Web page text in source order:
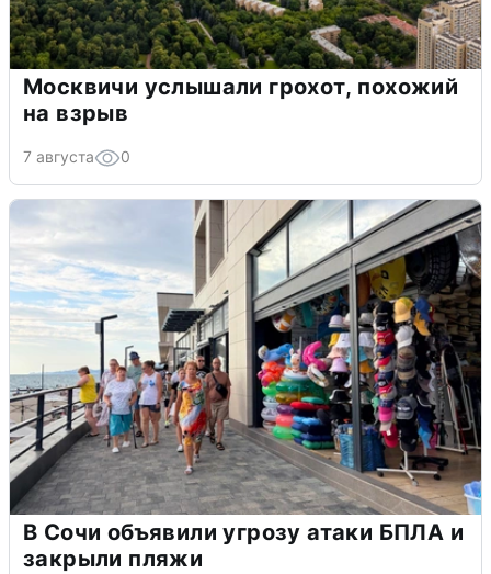
Москвичи услышали грохот, похожий
на взрыв
7 августа 0
В Сочи объявили угрозу атаки БПЛА и
закрыли пляжи